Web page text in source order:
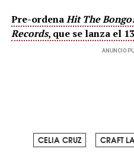
Pre-ordenaHit The
Records, que se lanza el
ANUNCIO
CELIA CRUZ CRAFT